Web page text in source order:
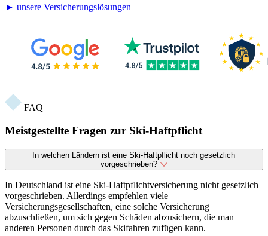
► unsere Versicherungslösungen
FAQ
Meistgestellte Fragen zur Ski-Haftpflicht
In welchen Ländern ist eine Ski-Haftpflicht noch gesetzlich
vorgeschrieben?
In Deutschland ist eine Ski-Haftpflichtversicherung nicht gesetzlich
vorgeschrieben. Allerdings empfehlen viele
Versicherungsgesellschaften, eine solche Versicherung
abzuschließen, um sich gegen Schäden abzusichern, die man
anderen Personen durch das Skifahren zufügen kann.